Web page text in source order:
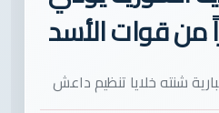
شنته خلايا تنظيم داعش